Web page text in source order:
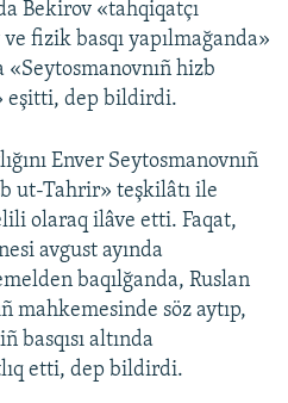
Bekirov «tahqiqatçı
fizik basqı yapılmağanda»
«Seytosmanovnıñ hizb
eşitti, dep bildirdi.
Enver Seytosmanovnıñ
ut-Tahrir» teşkilâtı ile
olaraq ilâve etti. Faqat,
avgust ayında
baqılğanda, Ruslan
mahkemesinde söz aytıp,
basqısı altında
etti, dep bildirdi.